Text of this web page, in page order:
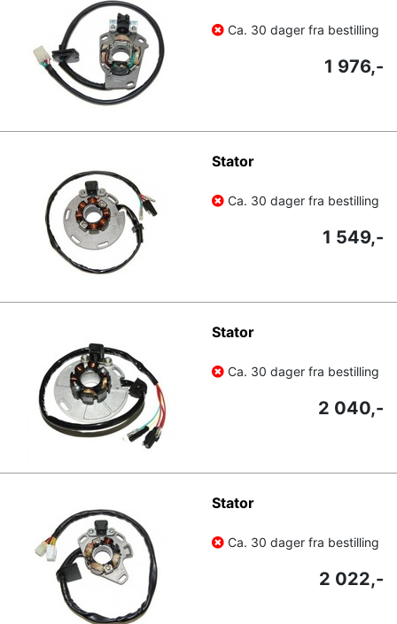
Ca. 30 dager fra bestilling
1 976,-
Stator
Ca. 30 dager fra bestilling
1 549,-
Stator
Ca. 30 dager fra bestilling
2 040,-
Stator
Ca. 30 dager fra bestilling
2 022,-